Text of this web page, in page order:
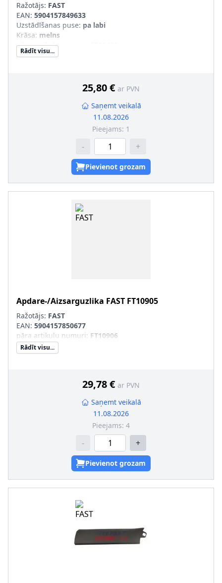
Ražotājs: FAST
EAN: 5904157849633
Uzstādīšanas puse: pa labi
Krāsa: melns
pāra artikulu numuri
Rādīt visu...
25,80 € ar PVN
Saņemt veikalā
11.08.2026
Pieejams: 1
- +
Pievienot grozam
Apdare-/Aizsarguzlika FAST FT10905
Ražotājs: FAST
EAN: 5904157850677
pāra artikulu numuri: FT10906
Rādīt visu...
29,78 € ar PVN
Saņemt veikalā
11.08.2026
Pieejams: 4
- +
Pievienot grozam